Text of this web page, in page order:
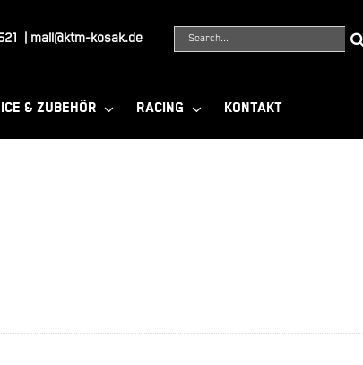
mail@ktm-kosak.de
Suche
& ZUBEHÖR RACING KONTAKT